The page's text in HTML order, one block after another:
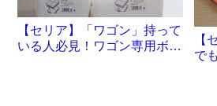
【セリア】「ワゴン」持って
いる人必見！ワゴン専用ボッ
【
で